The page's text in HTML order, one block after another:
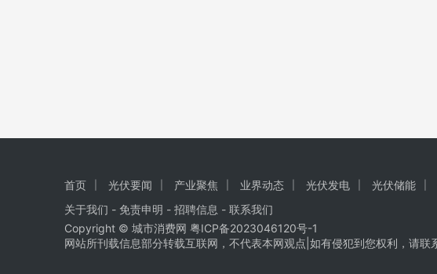
首页 光伏要闻 产业聚焦 业界动态 光伏发电 光伏储能
关于我们 - 免责申明 - 招聘信息 - 联系我们
Copyright © 城市消费网 粤ICP备2023046120号-1
网站所刊载信息部分转载互联网，不代表本网观点|如有侵犯到您权利，请联